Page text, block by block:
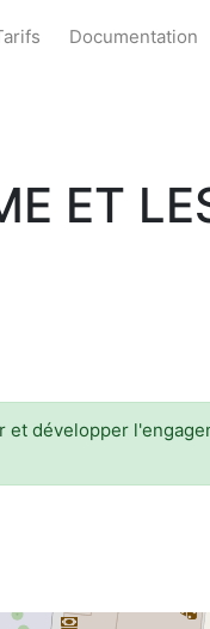
Documentation
ET
développer